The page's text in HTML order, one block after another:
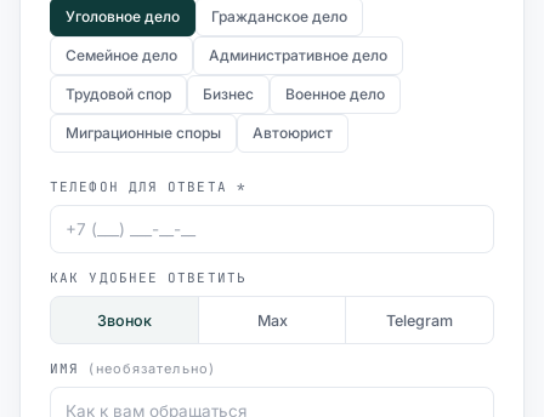
Уголовное дело Гражданское дело
Семейное дело Административное дело
Трудовой спор Бизнес Военное дело
Миграционные споры Автоюрист
ТЕЛЕФОН ДЛЯ ОТВЕТА *
КАК УДОБНЕЕ ОТВЕТИТЬ
Звонок Max Telegram
ИМЯ (необязательно)